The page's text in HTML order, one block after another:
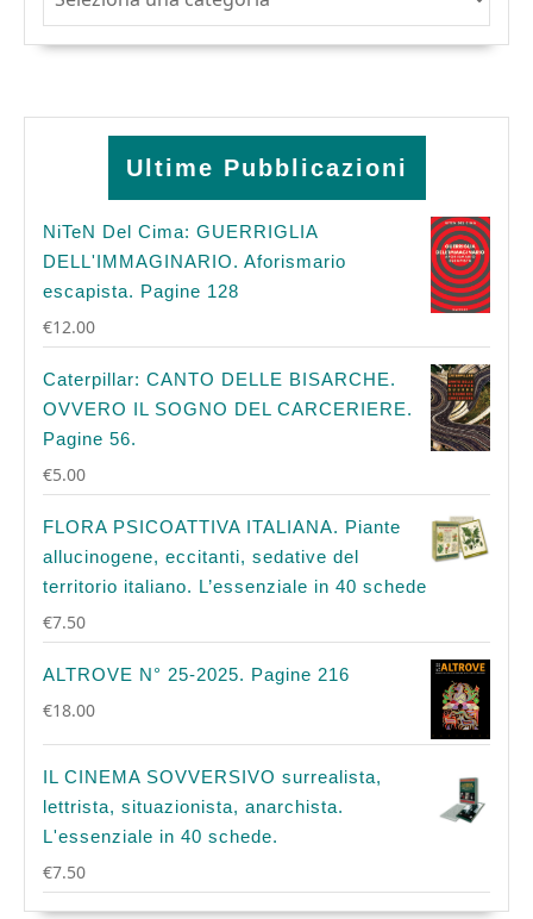
Ultime Pubblicazioni
NiTeN Del Cima: GUERRIGLIA
DELL'IMMAGINARIO. Aforismario
escapista. Pagine 128
€12.00
Caterpillar: CANTO DELLE BISARCHE.
OVVERO IL SOGNO DEL CARCERIERE.
Pagine 56.
€5.00
FLORA PSICOATTIVA ITALIANA. Piante
allucinogene, eccitanti, sedative del
territorio italiano. L’essenziale in 40 schede
€7.50
ALTROVE N° 25-2025. Pagine 216
€18.00
IL CINEMA SOVVERSIVO surrealista,
lettrista, situazionista, anarchista.
L'essenziale in 40 schede.
€7.50